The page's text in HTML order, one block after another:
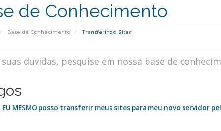
de Conhecimento
Base de Conhecimento Transferindo Sites
MESMO posso transferir meus sites para meu novo servidor